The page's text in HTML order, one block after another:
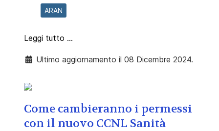
ARAN
Leggi tutto …
Ultimo aggiornamento il 08 Dicembre 2024.
Come cambieranno i permessi
con il nuovo CCNL Sanità